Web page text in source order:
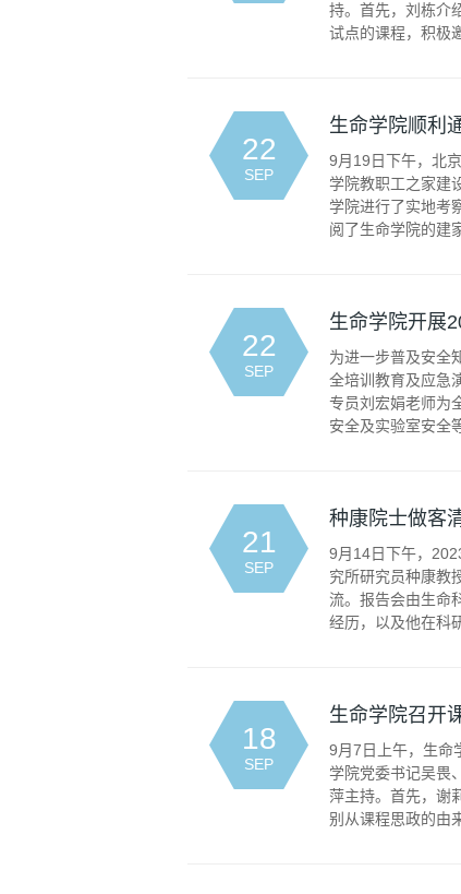
持。首先，刘栋介
试点的课程，积极
22
SEP
生命学院顺利
9月19日下午，北
学院教职工之家建
学院进行了实地考
阅了生命学院的建
22
SEP
生命学院开展
为进一步普及安全
全培训教育及应急
专员刘宏娟老师为
安全及实验室安全
21
SEP
种康院士做客
9月14日下午，
究所研究员种康教
流。报告会由生命
经历，以及他在科
18
SEP
生命学院召开
9月7日上午，生命
学院党委书记吴畏
萍主持。首先，谢
别从课程思政的由